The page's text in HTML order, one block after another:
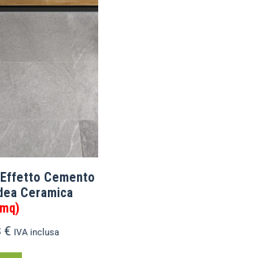
Cemento
Ceramica
€ IVA inclusa